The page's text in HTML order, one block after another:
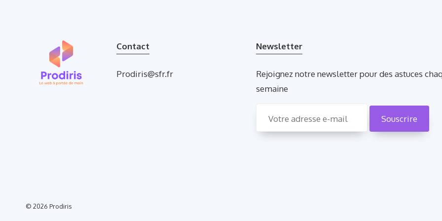
Contact
Prodiris@sfr.fr
Newsletter
Rejoignez notre newsletter pour des astuces
semaine
© 2026 Prodiris